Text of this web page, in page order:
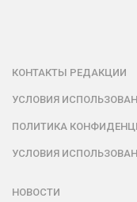
КОНТАКТЫ РЕДАКЦИИ
УСЛОВИЯ
ПОЛИТИКА
УСЛОВИЯ
НОВОСТИ